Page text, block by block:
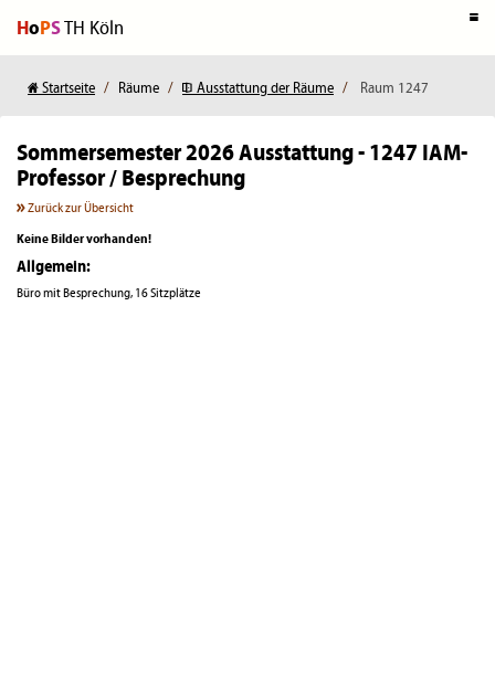
HoPSTH Köln
Startseite Räume Ausstattung der Räume Raum 1247
Sommersemester 2026Ausstattung - 1247 IAM-
Professor / Besprechung
Zurück zur Übersicht
Keine Bilder vorhanden!
Allgemein:
Büro mit Besprechung, 16 Sitzplätze